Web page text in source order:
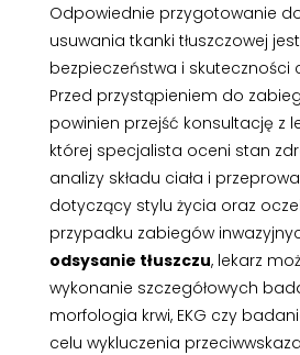
Odpowiednie przygotowanie
usuwania tkanki tłuszczowej
bezpieczeństwa i skuteczności
Przed przystąpieniem do
powinien przejść konsultację z
której specjalista oceni stan
analizy składu ciała i
dotyczący stylu życia oraz
przypadku zabiegów
odsysanie tłuszczu, lekarz
wykonanie szczegółowych
morfologia krwi, EKG czy
celu wykluczenia